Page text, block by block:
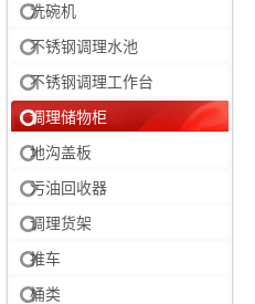
洗碗机
不锈钢调理水池
不锈钢调理工作台
调理储物柜
地沟盖板
污油回收器
调理货架
推车
桶类